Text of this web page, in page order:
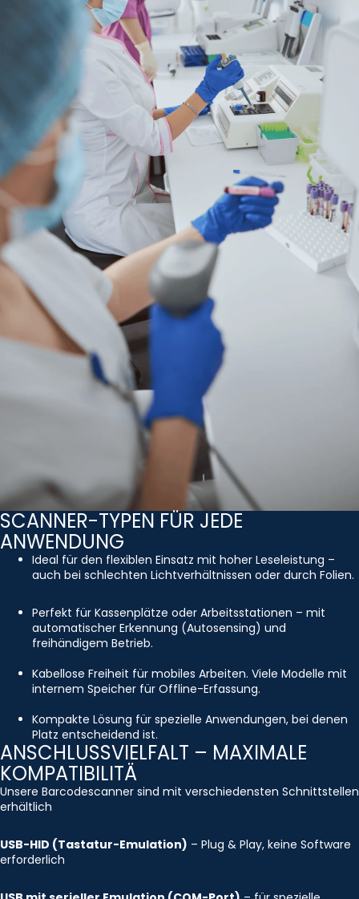
SCANNER-TYPEN FÜR JEDE
ANWENDUNG
Ideal für den flexiblen Einsatz mit hoher Leseleistung –
auch bei schlechten Lichtverhältnissen oder durch Folien.
Perfekt für Kassenplätze oder Arbeitsstationen – mit
automatischer Erkennung (Autosensing) und
freihändigem Betrieb.
Kabellose Freiheit für mobiles Arbeiten. Viele Modelle mit
internem Speicher für Offline-Erfassung.
Kompakte Lösung für spezielle Anwendungen, bei denen
Platz entscheidend ist.
ANSCHLUSSVIELFALT – MAXIMALE
KOMPATIBILITÄ
Unsere Barcodescanner sind mit verschiedensten Schnittstellen
erhältlich
USB-HID (Tastatur-Emulation) – Plug & Play, keine Software
erforderlich